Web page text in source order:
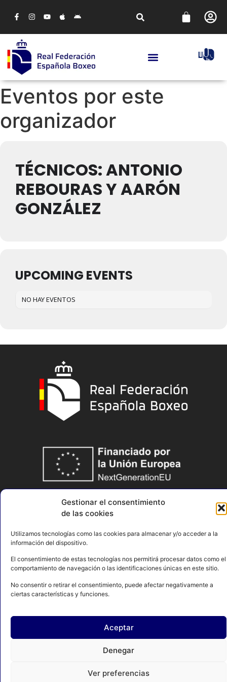
Gestionar el consentimiento
de las cookies
Utilizamos tecnologías como las cookies para almacenar y/o acceder a la
información del dispositivo.
El consentimiento de estas tecnologías nos permitirá procesar datos como el
comportamiento de navegación o las identificaciones únicas en este sitio.
No consentir o retirar el consentimiento, puede afectar negativamente a
ciertas características y funciones.
Aceptar
Denegar
Ver preferencias
Eventos por este
organizador
TÉCNICOS: ANTONIO
REBOURAS Y AARÓN
GONZÁLEZ
UPCOMING EVENTS
NO HAY EVENTOS
AVISO LEGAL
POLÍTICA DE PRIVACIDAD
POLÍTICA DE COOKIES
CONTACTO MAPA DEL SITIO
© 2024 FEDERACIÓN ESPAÑOLA DE BOXEO. C/ FERRAZ, 16 1º
DRCHA. 28008 Madrid | DESARROLLADO POR TOOOLS.